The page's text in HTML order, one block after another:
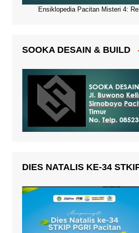
Ensiklopedia Pacitan Misteri 4:
SOOKA DESAIN & BUILD
DIES NATALIS KE-34